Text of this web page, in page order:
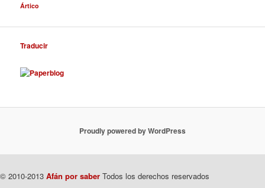
Ártico
Traducir
Proudly powered by WordPress
© 2010-2013 Afán por saber Todos los derechos reservados